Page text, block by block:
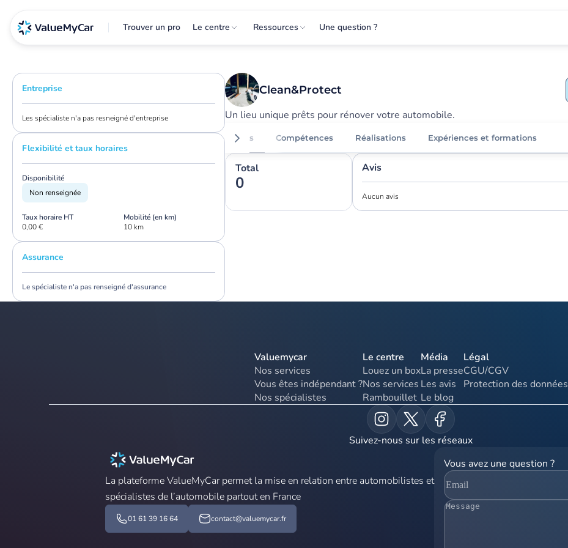
Trouver un pro Le centre Ressources Une question ?
Entreprise
Les spécialiste n'a pas resneigné d'entreprise
Flexibilité et taux horaires
Disponibilité
Non renseignée
Taux horaire HT
0,00 €
Mobilité (en km)
10 km
Assurance
Le spécialiste n'a pas renseigné d'assurance
Clean&Protect
Un lieu unique prêts pour rénover votre automobile.
Avis Compétences Réalisations Expériences et formations
Total
0
Avis
Aucun avis
Valuemycar
Nos services
Vous êtes indépendant ?
Nos spécialistes
Le centre
Louez un box
Nos services
Rambouillet
Média
La presse
Les avis
Le blog
Légal
CGU/CGV
Protection des données
Suivez-nous sur les réseaux
La plateforme ValueMyCar permet la mise en relation entre automobilistes et
spécialistes de l’automobile partout en France
01 61 39 16 64 contact@valuemycar.fr
Vous avez une question ?